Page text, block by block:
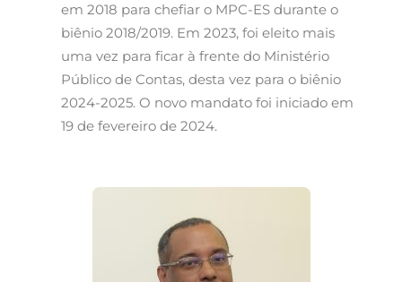
em 2018 para chefiar o MPC-ES durante o
biênio 2018/2019. Em 2023, foi eleito mais
uma vez para ficar à frente do Ministério
Público de Contas, desta vez para o biênio
2024-2025. O novo mandato foi iniciado em
19 de fevereiro de 2024.